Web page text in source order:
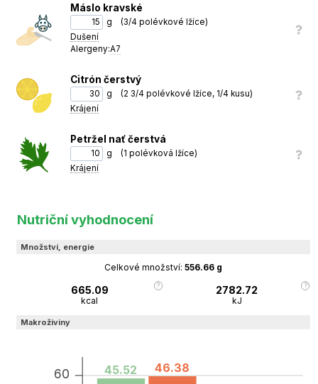
Máslo kravské
g (3/4 polévkové lžíce)
Dušení
Alergeny:A7
Citrón čerstvý
g (2 3/4 polévkové lžíce, 1/4 kusu)
Krájení
Petržel nať čerstvá
g (1 polévková lžíce)
Krájení
Nutriční vyhodnocení
Množství, energie
Celkové množství:556.66 g
665.09
kcal
2782.72
kJ
Makroživiny
60 45.52 46.38